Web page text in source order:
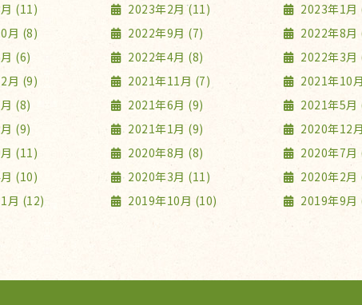
(11)
2023年2月 (11) 2023年1月
月 (8)
2022年9月 (7) 2022年8月
(6)
2022年4月 (8) 2022年3月
月 (9)
2021年11月 (7) 2021年10
(8)
2021年6月 (9) 2021年5月
(9)
2021年1月 (9) 2020年12
(11)
2020年8月 (8) 2020年7月
(10)
2020年3月 (11) 2020年2月
月 (12)
2019年10月 (10) 2019年9月